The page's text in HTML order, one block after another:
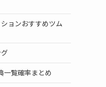
ョンおすすめツム
一覧確率まとめ